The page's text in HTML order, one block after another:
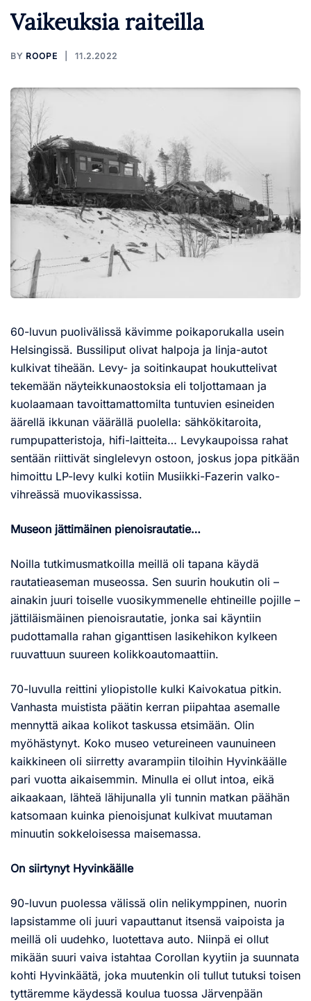
Vaikeuksia raiteilla
BY ROOPE 11.2.2022
60-luvun puolivälissä kävimme poikaporukalla usein
Helsingissä. Bussiliput olivat halpoja ja linja-autot
kulkivat tiheään. Levy- ja soitinkaupat houkuttelivat
tekemään näyteikkunaostoksia eli toljottamaan ja
kuolaamaan tavoittamattomilta tuntuvien esineiden
äärellä ikkunan väärällä puolella: sähkökitaroita,
rumpupatteristoja, hifi-laitteita… Levykaupoissa rahat
sentään riittivät singlelevyn ostoon, joskus jopa pitkään
himoittu LP-levy kulki kotiin Musiikki-Fazerin valko-
vihreässä muovikassissa.
Museon jättimäinen pienoisrautatie…
Noilla tutkimusmatkoilla meillä oli tapana käydä
rautatieaseman museossa. Sen suurin houkutin oli –
ainakin juuri toiselle vuosikymmenelle ehtineille pojille –
jättiläismäinen pienoisrautatie, jonka sai käyntiin
pudottamalla rahan giganttisen lasikehikon kylkeen
ruuvattuun suureen kolikkoautomaattiin.
70-luvulla reittini yliopistolle kulki Kaivokatua pitkin.
Vanhasta muistista päätin kerran piipahtaa asemalle
mennyttä aikaa kolikot taskussa etsimään. Olin
myöhästynyt. Koko museo vetureineen vaunuineen
kaikkineen oli siirretty avarampiin tiloihin Hyvinkäälle
pari vuotta aikaisemmin. Minulla ei ollut intoa, eikä
aikaakaan, lähteä lähijunalla yli tunnin matkan päähän
katsomaan kuinka pienoisjunat kulkivat muutaman
minuutin sokkeloisessa maisemassa.
On siirtynyt Hyvinkäälle
90-luvun puolessa välissä olin nelikymppinen, nuorin
lapsistamme oli juuri vapauttanut itsensä vaipoista ja
meillä oli uudehko, luotettava auto. Niinpä ei ollut
mikään suuri vaiva istahtaa Corollan kyytiin ja suunnata
kohti Hyvinkäätä, joka muutenkin oli tullut tutuksi toisen
tyttäremme käydessä koulua tuossa Järvenpään